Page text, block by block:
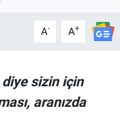
A- A+
diye sizin için
aranızda